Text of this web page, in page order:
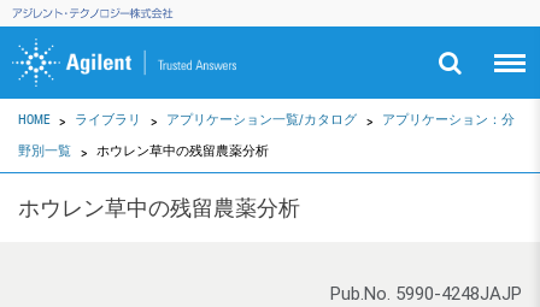
HOME ライブラリ アプリケーション一覧/カタログ
アプリケーション：分
野別一覧
ホウレン草中の残留農薬分析
ホウレン草中の残留農薬分析
Pub.No. 5990-4248JAJP